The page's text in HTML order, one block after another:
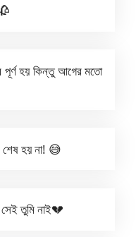
পূর্ণ হয় কিন্তু আগের মতো
শেষ হয় না! 😅
তুমি নাই💔